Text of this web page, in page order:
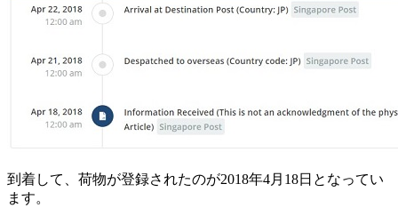
到着して、荷物が登録されたのが2018年4月18日となってい
ます。